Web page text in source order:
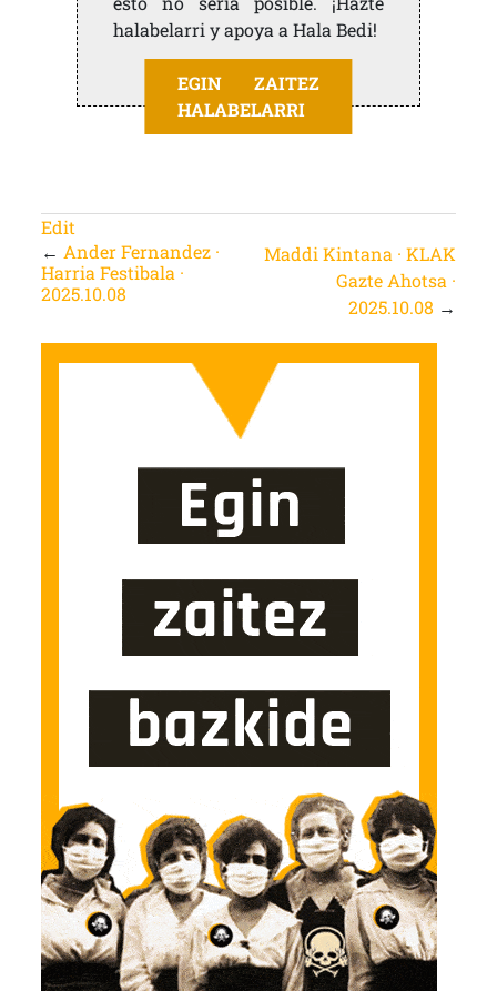
halabelarri y apoya a Hala Bedi!
EGIN ZAITEZ
HALABELARRI
Edit
← Ander Fernandez ·
Harria Festibala ·
2025.10.08
Maddi Kintana · KLAK
Gazte Ahotsa ·
2025.10.08 →